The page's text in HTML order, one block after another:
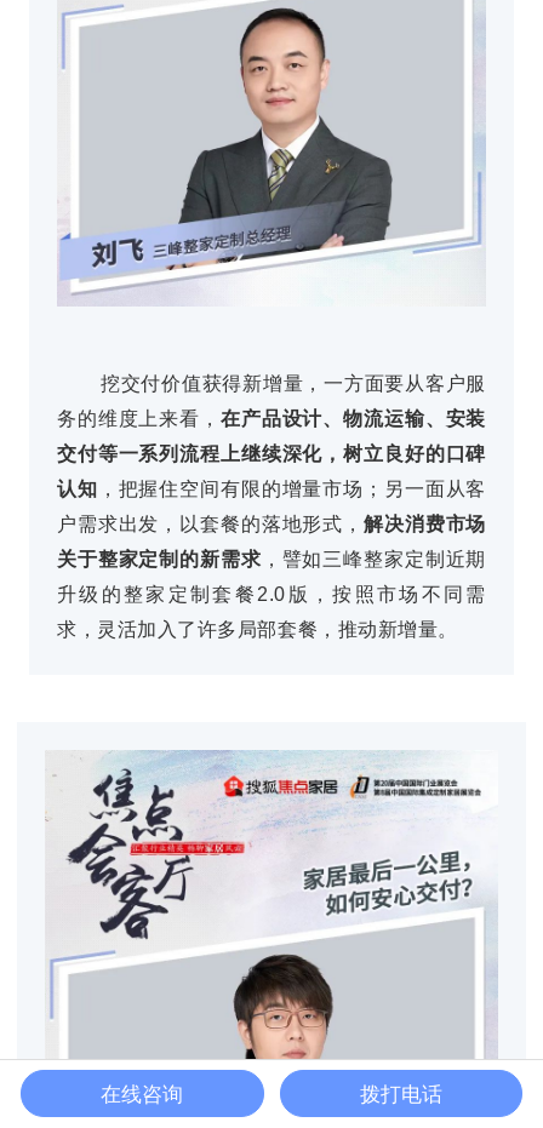
挖交付价值获得新增量，一方面要从客户服
务的维度上来看， 在产品设计、物流运输、安装
交付等一系列流程上继续深化，树立良好的口碑
认知 ，把握住空间有限的增量市场；另一面从客
户需求出发，以套餐的落地形式，解决消费市场
关于整家定制的新需求 ，譬如三峰整家定制近期
升级的整家定制套餐2.0版，按照市场不同需
求，灵活加入了许多局部套餐，推动新增量。
Back to
在线咨询 拨打电话